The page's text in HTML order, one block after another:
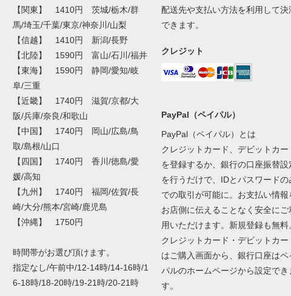
【関東】 1410円 茨城/栃木/群
馬/埼玉/千葉/東京/神奈川/山梨
【信越】 1410円 新潟/長野
【北陸】 1590円 富山/石川/福井
【東海】 1590円 静岡/愛知/岐
阜/三重
【近畿】 1740円 滋賀/京都/大
阪/兵庫/奈良/和歌山
【中国】 1740円 岡山/広島/鳥
取/島根/山口
【四国】 1740円 香川/徳島/愛
媛/高知
【九州】 1740円 福岡/佐賀/長
崎/大分/熊本/宮崎/鹿児島
【沖縄】 1750円
時間帯がお選び頂けます。
指定なし/午前中/12-14時/14-16時/1
6-18時/18-20時/19-21時/20-21時
配送先や支払い方法を利用して決
できます。
クレジット
PayPal（ペイパル）
PayPal（ペイパル）とは
クレジットカード、デビットカー
を登録するか、銀行の口座振替設
を行うだけで、IDとパスワードの
での取引が可能に。お支払い情報
お店側に伝えることなく安全にご
用いただけます。新規登録も無料
クレジットカード・デビットカー
はご購入画面から、銀行口座はペ
パルのホームページから設定でき
す。